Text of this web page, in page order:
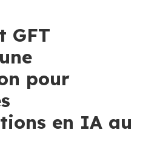
GFT
pour
en IA au